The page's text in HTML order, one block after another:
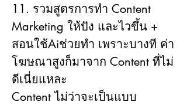
11. รวมสูตรการทำ Content
Marketing ให้ปัง และไวขึ้น +
สอนใช้Aiช่วยทำ เพราะบางที ค่า
โฆษณาสูงก็มาจาก Content ที่ไม่
ดีเนี่ยแหละ
Content ไม่ว่าจะเป็นแบบ